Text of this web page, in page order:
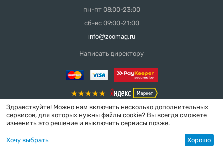
пн-пт 08:00-23:00
сб-вс 09:00-21:00
info@zoomag.ru
Написать директору
Интернет-магазин сделан в вебстудии
MakeShop.pro
Здравствуйте! Можно нам включить несколько дополнительных
сервисов, для которых нужны файлы cookie? Вы всегда сможете
изменить это решение и выключить сервисы позже.
Хочу выбрать Хорошо